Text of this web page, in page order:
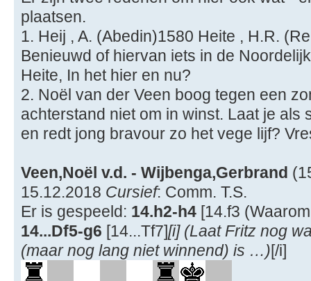
plaatsen.
1. Heij , A. (Abedin)1580 Heite , H.R.
Benieuwd of hiervan iets in de
Heite, In het hier en nu?
2. Noël van der Veen boog tegen een
achterstand niet om in winst. Laat je als
en redt jong bravour zo het vege lijf?
Veen,Noël v.d. - Wijbenga,Gerbrand
15.12.2018 Cursief: Comm. T.S.
Er is gespeeld: 14.h2-h4 [14.f3
14...Df5-g6 [14...Tf7][i] (Laat Fritz nog
(maar nog lang niet winnend) is …)[/i]